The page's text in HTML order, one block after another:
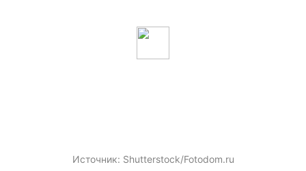
Источник: Shutterstock/Fotodom.ru